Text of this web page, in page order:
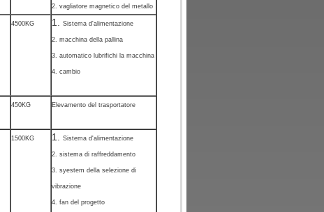
2. vagliatore magnetico del metallo
4500KG 1. Sistema d'alimentazione
2. macchina della pallina
3. automatico lubrifichi la macchina
4. cambio
450KG Elevamento del trasportatore
1500KG 1. Sistema d'alimentazione
2. sistema di raffreddamento
3. syestem della selezione di
vibrazione
4. fan del progetto